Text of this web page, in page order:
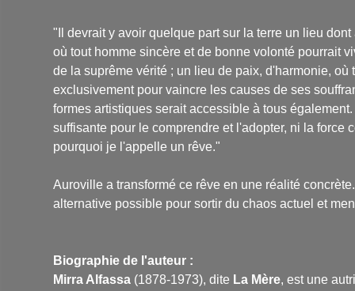
"Il devrait y avoir quelque part sur la terre un lieu
où tout homme sincère et de bonne volonté pourrait
de la suprême vérité ; un lieu de paix, d'harmonie,
exclusivement pour vaincre les causes de ses
formes artistiques serait accessible à tous
suffisante pour le comprendre et l'adopter, ni la
pourquoi je l'appelle un rêve."
Auroville a transformé ce rêve en une réalité
alternative possible pour sortir du chaos actuel et
Biographie de l'auteur :
Mirra Alfassa (1878-1973), dite La Mère, est une